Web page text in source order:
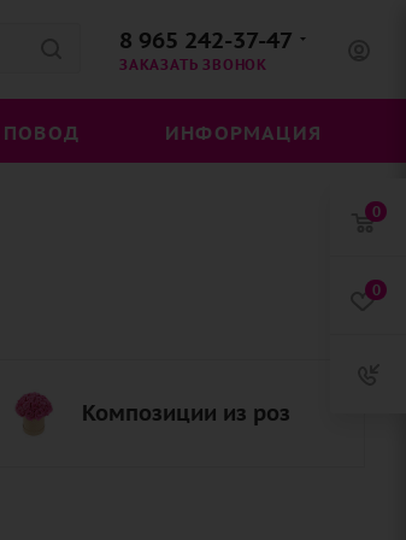
8 965 242-37-47
ЗАКАЗАТЬ ЗВОНОК
ПОВОД ИНФОРМАЦИЯ
Композиции из роз
0
0